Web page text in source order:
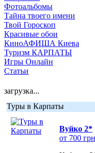
Фотоальбомы
Тайна твоего имени
Твой Гороскоп
Красивые обои
КиноАФИША Киева
Туризм КАРПАТЫ
Игры Онлайн
Статьи
загрузка...
Туры в Карпаты
Вуйко 2*
от 700